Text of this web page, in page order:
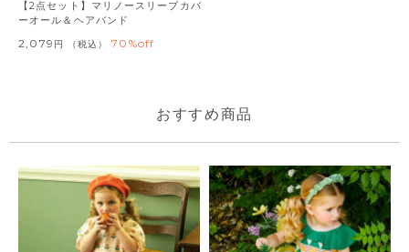
【2点セット】マリノースリーブカバ
ーオール＆ヘアバンド
2,079 税込 70%off
おすすめ商品